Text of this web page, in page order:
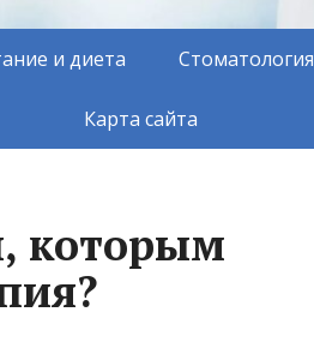
и диета Стоматология
Карта сайта
которым